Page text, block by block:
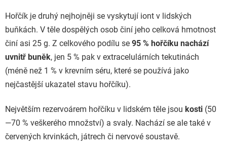
Hořčík je druhý nejhojněji se vyskytují iont v lidských
buňkách. V těle dospělých osob činí jeho celková hmotnost
činí asi 25 g. Z celkového podílu se 95 % hořčíku nachází
uvnitř buněk, jen 5 % pak v extracelulárních tekutinách
(méně než 1 % v krevním séru, které se používá jako
nejčastější ukazatel stavu hořčíku).
Největším rezervoárem hořčíku v lidském těle jsou kosti (50
—70 % veškerého množství) a svaly. Nachází se ale také v
červených krvinkách, játrech či nervové soustavě.